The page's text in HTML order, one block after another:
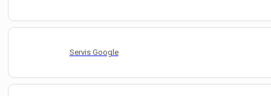
Servis Google